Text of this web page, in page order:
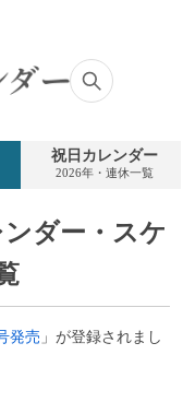
祝日カレンダー
2026年・連休一覧
ンダー・スケ
発売 」が登録されまし